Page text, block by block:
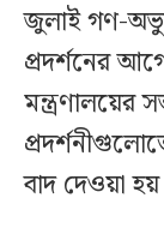
জুলাই গণ-
প্রদর্শনের
মন্ত্রণালয়ের
বাদ দেওয়া